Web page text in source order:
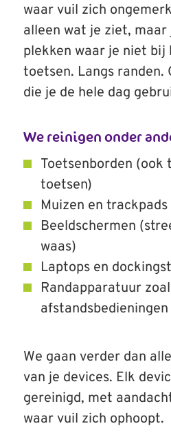
waar vuil zich
alleen wat je ziet, maar
plekken waar je niet bij
toetsen. Langs randen.
die je de hele dag
We reinigen onder
Toetsenborden (ook
toetsen)
Muizen en trackpads
Beeldschermen
waas)
Laptops en
Randapparatuur
afstandsbedieningen
We gaan verder dan
van je devices. Elk
gereinigd, met
waar vuil zich ophoopt.